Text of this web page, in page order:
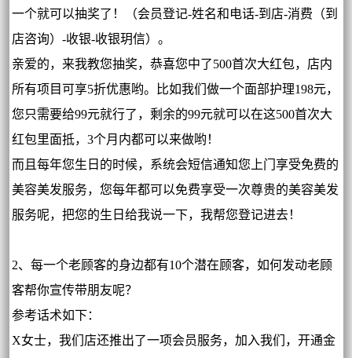
一个就可以抽奖了！（会员登记-姓名和电话-到店-消费（到
店咨询）-收银-收银玥信）。
亲爱的，来我教您抽奖，恭喜您中了500首次大红包，店内
所有项目可享5折优惠哟。比如我们做一个面部护理198元，
您只需要给99元就行了，剩余的99元就可以在这500首次大
红包里面抵，3个月内都可以来做哟！
而且每年您生日的时候，系统会短信通知您上门享受免费的
美容美发服务，您每年都可以免费享受一次尊贵的美容美发
服务呢，把您的生日给我说一下，我帮您登记进去！
2、每一个老顾客的身边都有10个潜在顾客，如何发动老顾
客帮你宣传带朋友呢？
参考话术如下：
X女士，我们店还推出了一项会员服务，加入我们，开通金